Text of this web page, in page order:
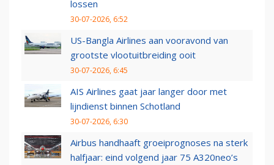
lossen
30-07-2026, 6:52
US-Bangla Airlines aan vooravond van
grootste vlootuitbreiding ooit
30-07-2026, 6:45
AIS Airlines gaat jaar langer door met
lijndienst binnen Schotland
30-07-2026, 6:30
Airbus handhaaft groeiprognoses na sterk
halfjaar: eind volgend jaar 75 A320neo’s